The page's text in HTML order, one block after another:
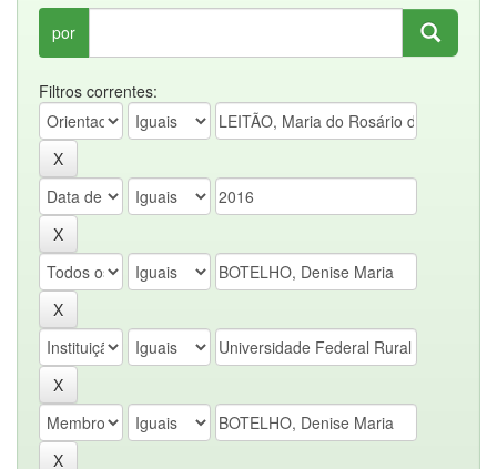
por
Filtros correntes: